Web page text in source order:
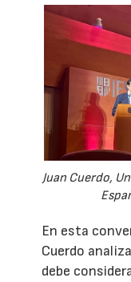
Juan Cuerdo,
En esta
Cuerdo
debe